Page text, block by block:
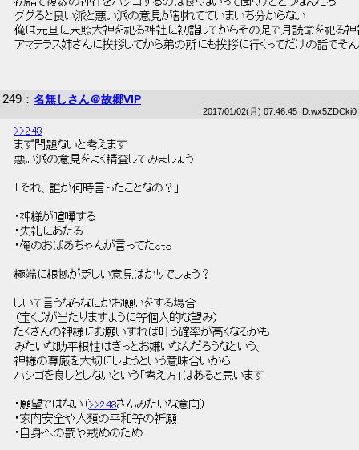
ググると良い派と悪い派の意見が割れてていまいち分からない
俺は元旦に天照大神を祀る神社に初詣してからその足で月読命を祀る神
アマテラス姉さんに挨拶してから弟の所にも挨拶に行くってだけの話でそ
249 ： 名無しさん＠故郷VIP
2017/01/02(月) 07:46:45 ID:wx5ZDCki0
>>248
まず問題ないと考えます
悪い派の意見をよく精査してみましょう
「それ、誰が何時言ったことなの？」
・神様が喧嘩する
・失礼にあたる
・俺のおばあちゃんが言ってたetc
極端に根拠が乏しい意見ばかりでしょう？
しいて言うならなにかお願いをする場合
（宝くじが当たりますように等個人的な望み）
たくさんの神様にお願いすれば叶う確率が高くなるかも
みたいな助平根性はきっとお嫌いなんだろうなという、
神様の尊厳を大切にしようという意味合いから
ハシゴを良しとしないという「考え方」はあると思います
・願望ではない（>>248さんみたいな意向）
・家内安全や人類の平和等の祈願
・自身への罰や戒めのため